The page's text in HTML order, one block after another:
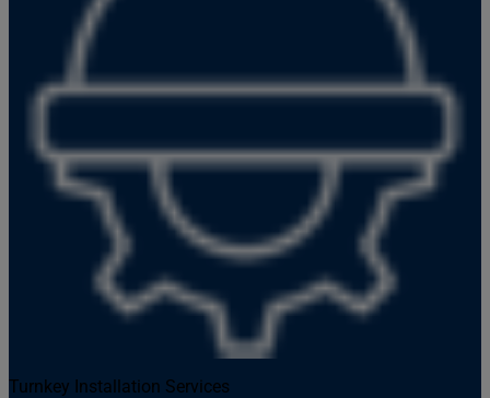
Turnkey Installation Services